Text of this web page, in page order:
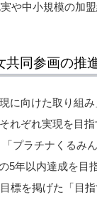
や中小規模の加
共同参画の推
に向けた取り組
れぞれ実現を目
プラチナくるみ
5年以内達成を目
を掲げた「目